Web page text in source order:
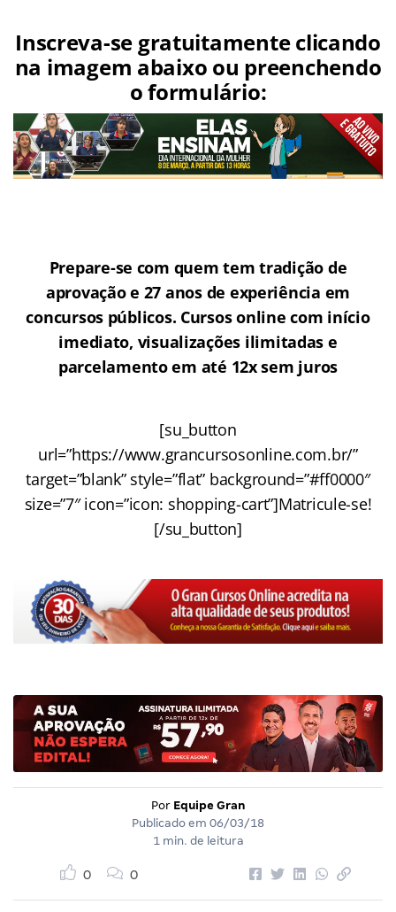
Inscreva-se gratuitamente clicando
na imagem abaixo ou preenchendo
o formulário:
Prepare-se com quem tem tradição de
aprovação e 27 anos de experiência em
concursos públicos. Cursos online com início
imediato, visualizações ilimitadas e
parcelamento em até 12x sem juros
[su_button
url=”https://www.grancursosonline.com.br/”
target=”blank” style=”flat” background=”#ff0000″
size=”7″ icon=”icon: shopping-cart”]Matricule-se!
[/su_button]
Por Equipe Gran
Publicado em 06/03/18
1 min. de leitura
0 0